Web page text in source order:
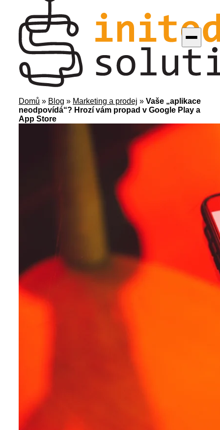
Domů » Blog » Marketing a prodej » Vaše „aplikace
neodpovídá“? Hrozí vám propad v Google Play a
App Store